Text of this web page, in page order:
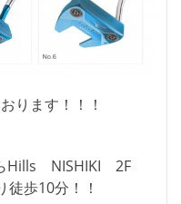
ります！！！
Hills NISHIKI 2F
歩10分！！